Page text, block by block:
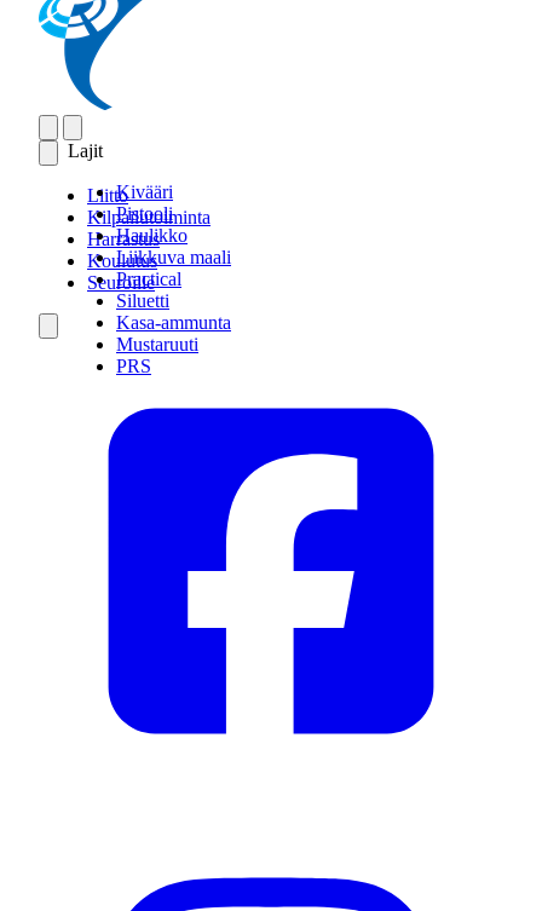
Lajit
Kivääri
Pistooli
Haulikko
Liikkuva maali
Practical
Siluetti
Kasa-ammunta
Mustaruuti
PRS
Liitto
Kilpailutoiminta
Harrastus
Koulutus
Seuroille